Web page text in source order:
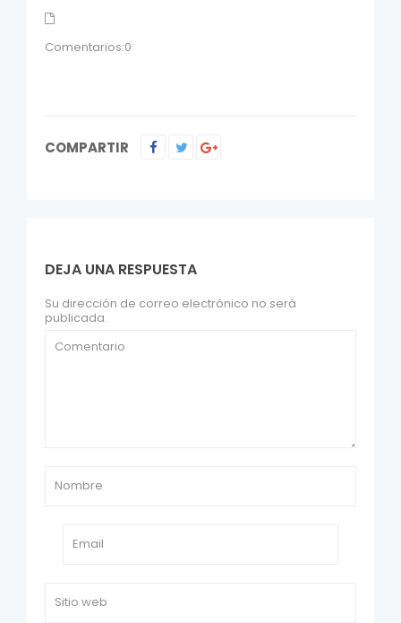
Comentarios:0
COMPARTIR
DEJA UNA RESPUESTA
Su dirección de correo electrónico no será
publicada.